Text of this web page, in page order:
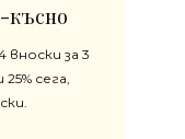
късно
вноски за 3
сега,